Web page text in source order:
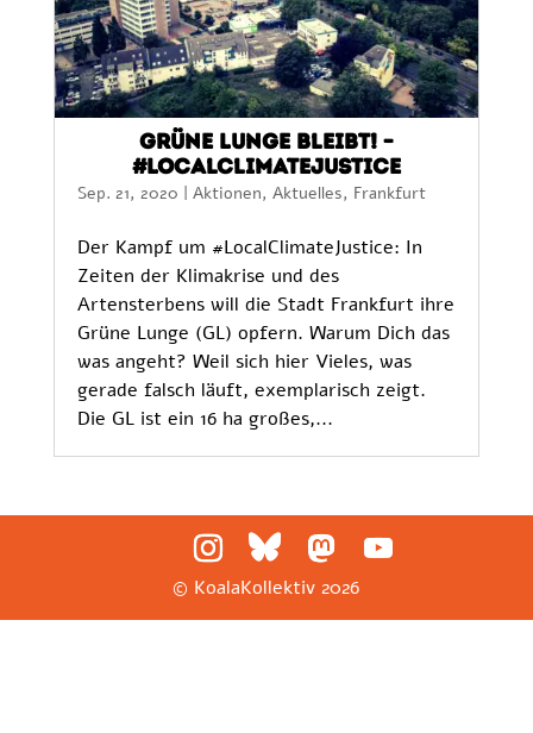
Grüne Lunge Bleibt! –
#LocalClimateJustice
Sep. 21, 2020 | Aktionen, Aktuelles, Frankfurt
Der Kampf um #LocalClimateJustice: In
Zeiten der Klimakrise und des
Artensterbens will die Stadt Frankfurt ihre
Grüne Lunge (GL) opfern. Warum Dich das
was angeht? Weil sich hier Vieles, was
gerade falsch läuft, exemplarisch zeigt.
Die GL ist ein 16 ha großes,...
© KoalaKollektiv2026